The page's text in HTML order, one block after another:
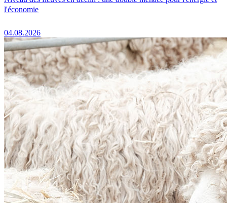
l'économie
04.08.2026